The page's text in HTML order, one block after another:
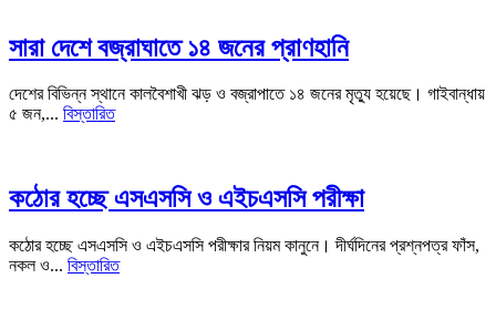
সারা দেশে বজ্রাঘাতে ১৪ জনের প্রাণহানি
দেশের বিভিন্ন স্থানে কালবৈশাখী ঝড় ও বজ্রাপাতে ১৪ জনের মৃত্যু হয়েছে। গাইবান্ধায়
৫ জন,... বিস্তারিত
কঠোর হচ্ছে এসএসসি ও এইচএসসি পরীক্ষা
কঠোর হচ্ছে এসএসসি ও এইচএসসি পরীক্ষার নিয়ম কানুনে। দীর্ঘদিনের প্রশ্নপত্র ফাঁস,
নকল ও... বিস্তারিত